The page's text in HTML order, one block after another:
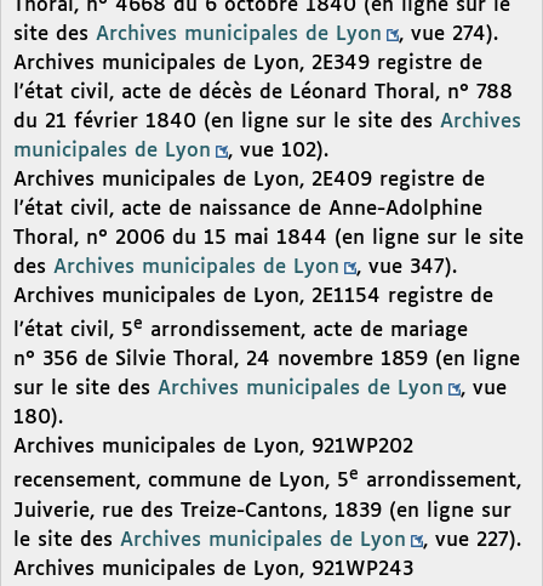
Thoral, n° 4668 du 6 octobre 1840 (en ligne sur le
site des Archives municipales de Lyon
, vue 274).
Archives municipales de Lyon, 2E349 registre de
l’état civil, acte de décès de Léonard Thoral, n° 788
du 21 février 1840 (en ligne sur le site des Archives
municipales de Lyon
, vue 102).
Archives municipales de Lyon, 2E409 registre de
l’état civil, acte de naissance de Anne-Adolphine
Thoral, n° 2006 du 15 mai 1844 (en ligne sur le site
des Archives municipales de Lyon
, vue 347).
Archives municipales de Lyon, 2E1154 registre de
l’état civil, 5e arrondissement, acte de mariage
n° 356 de Silvie Thoral, 24 novembre 1859 (en ligne
sur le site des Archives municipales de Lyon
, vue
180).
Archives municipales de Lyon, 921WP202
recensement, commune de Lyon, 5e arrondissement,
Juiverie, rue des Treize-Cantons, 1839 (en ligne sur
le site des Archives municipales de Lyon
, vue 227).
Archives municipales de Lyon, 921WP243